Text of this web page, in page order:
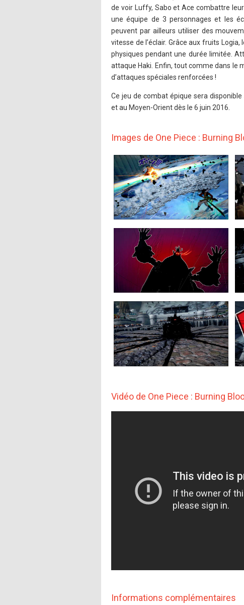
de voir Luffy, Sabo et Ace combattre
une équipe de 3 personnages et les
peuvent par ailleurs utiliser des
vitesse de l’éclair. Grâce aux fruits
physiques pendant une durée limitée.
attaque Haki. Enfin, tout comme dans le
d’attaques spéciales renforcées !
Ce jeu de combat épique sera
et au Moyen-Orient dès le 6 juin 2016.
Images de One Piece : Burning
Vidéo de One Piece : Burning
Informations complémentaires